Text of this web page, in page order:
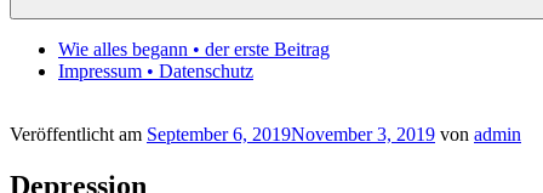
Wie alles begann • der erste Beitrag
Impressum • Datenschutz
Veröffentlicht am September 6, 2019November 3, 2019 von admin
Depression